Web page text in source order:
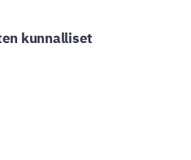
kunnalliset